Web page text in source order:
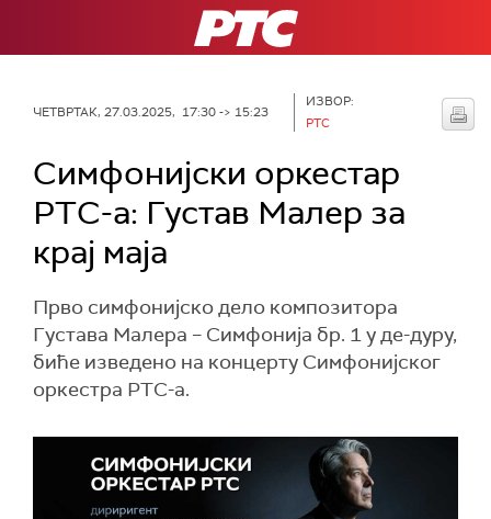
РТС
ЧЕТВРТАК, 27.03.2025, 17:30 -> 15:23
ИЗВОР:
РТС
Симфонијски оркестар
РТС-а: Густав Малер за
крај маја
Прво симфонијско дело композитора
Густава Малера – Симфонија бр. 1 у де-дуру,
биће изведено на концерту Симфонијског
оркестра РТС-а.